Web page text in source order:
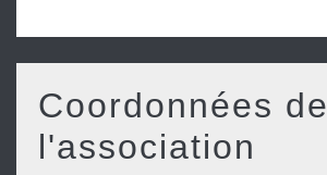
Coordonnées de
l'association